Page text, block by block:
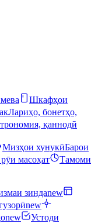
Шкафҳои
Лариҳо, бонетҳо,
қаннодӣ
Мизҳои хунукӣБарои
масоҳат
Тамоми
зиндаnew
new
new
Устоди